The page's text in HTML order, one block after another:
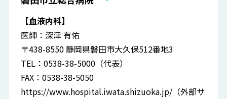
【血液内科】
医師：深津 有佑
〒438-8550 静岡県磐田市大久保512番地3
TEL：0538-38-5000（代表）
FAX：0538-38-5050
https://www.hospital.iwata.shizuoka.jp/ （外部サ